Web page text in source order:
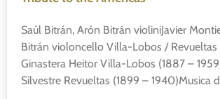
Saúl Bitrán, Arón Bitrán violiniJavier
Bitrán violoncello Villa-Lobos /
Ginastera Heitor Villa-Lobos (1887 –
Silvestre Revueltas (1899 – 1940)Musica